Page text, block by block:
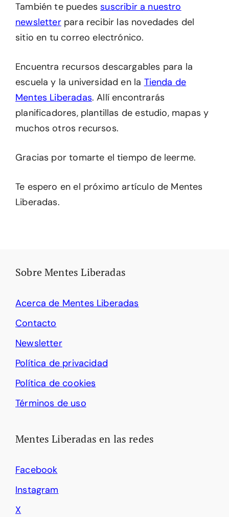
También te puedessuscribir a nuestro
newsletterpara recibir las novedades del
sitio en tu correo electrónico.
Encuentra recursos descargables para la
escuela y la universidad en la Tienda de
Mentes Liberadas. Allí encontrarás
planificadores, plantillas de estudio, mapas y
muchos otros recursos.
Gracias por tomarte el tiempo de leerme.
Te espero en el próximo artículo de Mentes
Liberadas.
Sobre Mentes Liberadas
Acerca de Mentes Liberadas
Contacto
Newsletter
Política de privacidad
Política de cookies
Términos de uso
Mentes Liberadas en las redes
Facebook
Instagram
X